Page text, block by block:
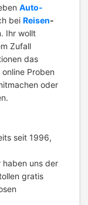
Auto-
bei Reisen-
Ihr wollt
Zufall
das
Proben
oder
seit 1996,
haben uns der
gratis